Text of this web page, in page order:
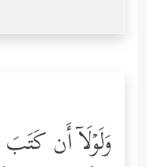
وَلَوۡلَاۤ أَن كَتَبَ